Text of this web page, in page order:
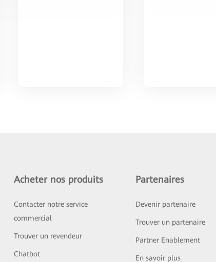
Acheter nos produits
Contacter notre service
commercial
Trouver un revendeur
Chatbot
Partenaires
Devenir partenaire
Trouver un partenaire
Partner Enablement
En savoir plus